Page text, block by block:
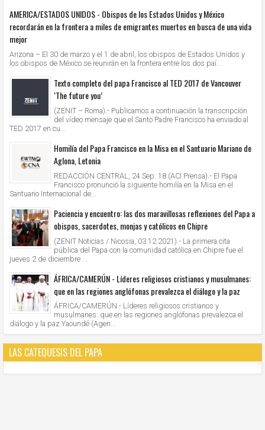
AMERICA/ESTADOS UNIDOS - Obispos de los Estados Unidos y México
recordarán en la frontera a miles de emigrantes muertos en busca de una vida
mejor
Arizona – El 30 de marzo y el 1 de abril, los obispos de Estados Unidos y
los obispos de México se reunirán en la frontera entre los dos paí...
Texto completo del papa Francisco al TED 2017 de Vancouver
‘The future you’
(ZENIT – Roma).- Publicamos a continuación la transcripción
del vídeo mensaje que el Santo Padre Francisco ha enviado al
TED 2017 en cu...
Homilía del Papa Francisco en la Misa en el Santuario Mariano de
Aglona, Letonia
REDACCIÓN CENTRAL, 24 Sep. 18 (ACI Prensa).- El Papa
Francisco pronunció la siguiente homilía en la Misa en el
Santuario Internacional de...
Paciencia y encuentro: las dos maravillosas reflexiones del Papa a
obispos, sacerdotes, monjas y católicos en Chipre
(ZENIT Noticias / Nicosia, 03.12.2021).- La primera cita
pública del Papa con la comunidad católica en Chipre fue el
jueves 2 de diciembre ...
ÁFRICA/CAMERÚN - Líderes religiosos cristianos y musulmanes:
que en las regiones anglófonas prevalezca el diálogo y la paz
ÁFRICA/CAMERÚN - Líderes religiosos cristianos y
musulmanes: que en las regiones anglófonas prevalezca el
diálogo y la paz Yaoundé (Agen...
LAS CATEQUESIS DEL PAPA